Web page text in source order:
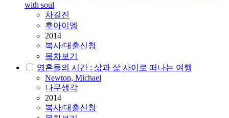
with soul
차길진
후아이엠
2014
복사/대출신청
목차보기
영혼들의 시간 : 삶과 삶 사이로 떠나는 여행
Newton, Michael
나무생각
2014
복사/대출신청